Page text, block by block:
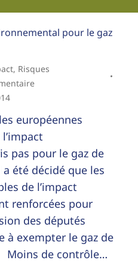
pour le gaz
, Risques
européennes
pas pour le gaz de
été décidé que les
de l’impact
renforcées pour
des députés
à exempter le gaz de
Moins de contrôle…